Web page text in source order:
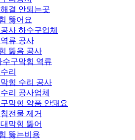
결 안되는곳
뚫어요
사 하수구업체
류 공사
뚫음 공사
구막힘 역류
리
힘 수리 공사
리 공사업체
막힘 약품 안돼요
전물 제거
막힘 뚫어
뚫는비용